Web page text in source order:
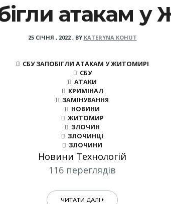
атакам у
25 СІЧНЯ , 2022, BY KATERYNA KOHUT
СБУ ЗАПОБІГЛИ АТАКАМ У ЖИТОМИРІ
СБУ
АТАКИ
КРИМІНАЛ
ЗАМІНУВАННЯ
НОВИНИ
ЖИТОМИР
ЗЛОЧИН
ЗЛОЧИНЦІ
ЗЛОЧИНИ
Новини Технологій
116 переглядів
ЧИТАТИ ДАЛІ